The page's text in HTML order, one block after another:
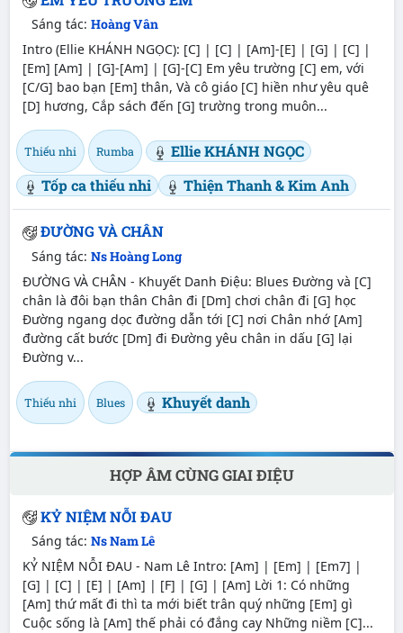
Sáng tác: Hoàng Vân
Intro (Ellie KHÁNH NGỌC): [C] | [C] | [Am]-[E] | [G] | [C] |
[Em] [Am] | [G]-[Am] | [G]-[C] Em yêu trường [C] em, với
[C/G] bao bạn [Em] thân, Và cô giáo [C] hiền như yêu quê
[D] hương, Cắp sách đến [G] trường trong muôn...
Thiếu nhi Rumba
Ellie KHÁNH NGỌC
Tốp ca thiếu nhi
Thiện Thanh & Kim Anh
ĐƯỜNG VÀ CHÂN
Sáng tác: Ns Hoàng Long
ĐƯỜNG VÀ CHÂN - Khuyết Danh Điệu: Blues Đường và [C]
chân là đôi bạn thân Chân đi [Dm] chơi chân đi [G] học
Đường ngang dọc đường dẫn tới [C] nơi Chân nhớ [Am]
đường cất bước [Dm] đi Đường yêu chân in dấu [G] lại
Đường v...
Thiếu nhi Blues Khuyết danh
HỢP ÂM CÙNG GIAI ĐIỆU
KỶ NIỆM NỖI ĐAU
Sáng tác: Ns Nam Lê
KỶ NIỆM NỖI ĐAU - Nam Lê Intro: [Am] | [Em] | [Em7] |
[G] | [C] | [E] | [Am] | [F] | [G] | [Am] Lời 1: Có những
[Am] thứ mất đi thì ta mới biết trân quý những [Em] gì
Cuộc sống là [Am] thế phải có đắng cay Những niềm [C]...